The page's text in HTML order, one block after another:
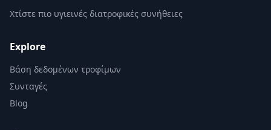
Χτίστε πιο υγιεινές διατροφικές συνήθειες
Explore
Βάση δεδομένων τροφίμων
Συνταγές
Blog